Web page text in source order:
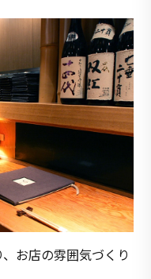
お店の雰囲気づくり